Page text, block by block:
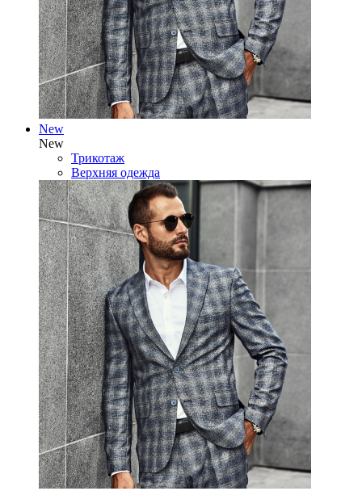
New
New
Трикотаж
Верхняя одежда